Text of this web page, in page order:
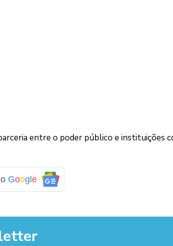
entre o poder público e instituições
Goog le